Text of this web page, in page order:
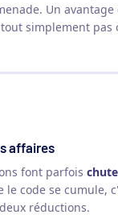
Un avantage
simplement pas
affaires
font parfois
le code se cumule,
réductions.